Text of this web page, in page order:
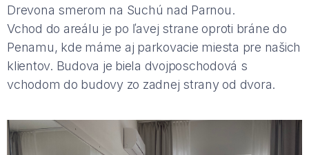
Drevona smerom na Suchú nad Parnou.
Vchod do areálu je po ľavej strane oproti bráne do
Penamu, kde máme aj parkovacie miesta pre našich
klientov. Budova je biela dvojposchodová s
vchodom do budovy zo zadnej strany od dvora.